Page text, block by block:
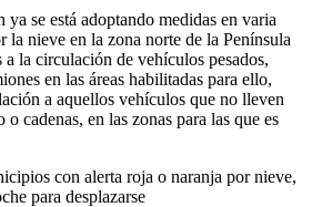
ya se está adoptando medidas en varia
la nieve en la zona norte de la Península
la circulación de vehículos pesados,
en las áreas habilitadas para ello,
a aquellos vehículos que no lleven
cadenas, en las zonas para las que es
con alerta roja o naranja por nieve,
para desplazarse